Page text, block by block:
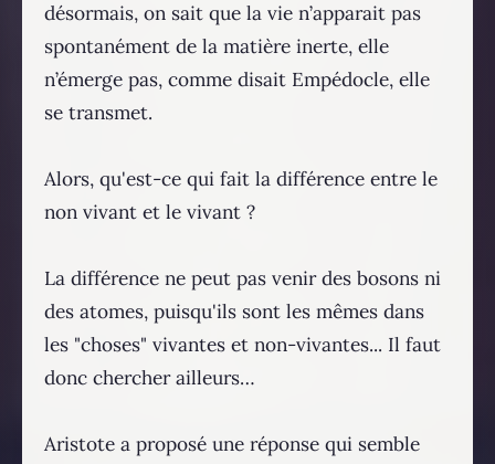
désormais, on sait que la vie n’apparait pas
spontanément de la matière inerte, elle
n’émerge pas, comme disait Empédocle, elle
se transmet.
Alors, qu'est-ce qui fait la différence entre le
non vivant et le vivant ?
La différence ne peut pas venir des bosons ni
des atomes, puisqu'ils sont les mêmes dans
les "choses" vivantes et non-vivantes... Il faut
donc chercher ailleurs…
Aristote a proposé une réponse qui semble